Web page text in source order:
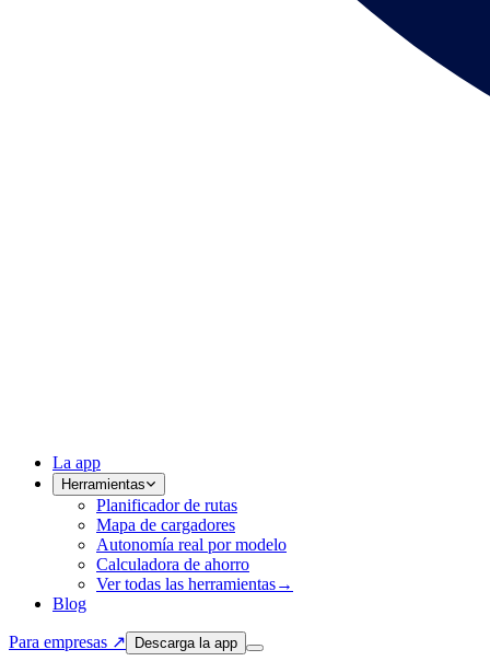
La app
Herramientas
Planificador de rutas
Mapa de cargadores
Autonomía real por modelo
Calculadora de ahorro
Ver todas las herramientas→
Blog
Para empresas ↗ Descarga la app